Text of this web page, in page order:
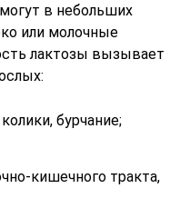
в небольших
или молочные
лактозы вызывает
бурчание;
кишечного тракта,